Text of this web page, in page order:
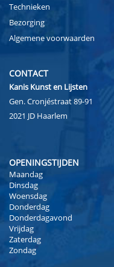
Technieken
Bezorging
Algemene voorwaarden
CONTACT
Kanis Kunst en Lijsten
Gen. Cronjéstraat 89-91
2021 JD Haarlem
OPENINGSTIJDEN
Maandag
Dinsdag
Woensdag
Donderdag
Donderdagavond
Vrijdag
Zaterdag
Zondag